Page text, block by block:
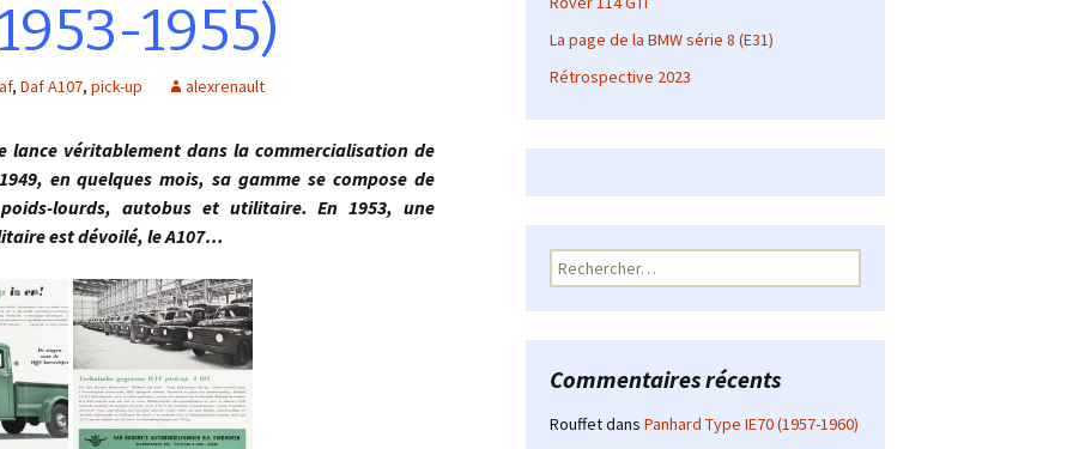
1955)
, Daf A107, pick-up alexrenault
véritablement dans la commercialisation de
en quelques mois, sa gamme se compose de
lourds, autobus et utilitaire. En 1953, une
est dévoilé, le A107…
La page de la BMW série 8 (E31)
Rétrospective 2023
Rechercher :
Commentaires récents
Rouffetdans Panhard Type IE70 (1957-1960)